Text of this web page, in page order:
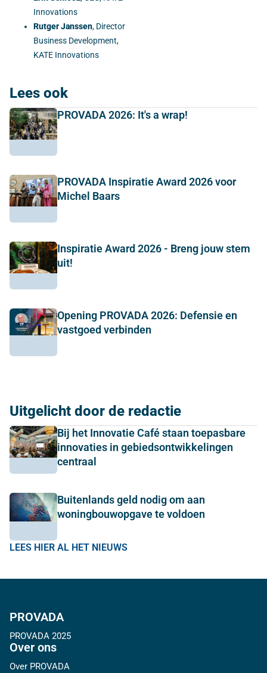
Innovations
Rutger Janssen, Director
Business Development,
KATE Innovations
Lees ook
PROVADA 2026: It's a wrap!
PROVADA Inspiratie Award 2026 voor
Michel Baars
Inspiratie Award 2026 - Breng jouw stem
uit!
Opening PROVADA 2026: Defensie en
vastgoed verbinden
Uitgelicht door de redactie
Bij het Innovatie Café staan toepasbare
innovaties in gebiedsontwikkelingen
centraal
Buitenlands geld nodig om aan
woningbouwopgave te voldoen
LEES HIER AL HET NIEUWS
PROVADA
PROVADA 2025
Over ons
Over PROVADA